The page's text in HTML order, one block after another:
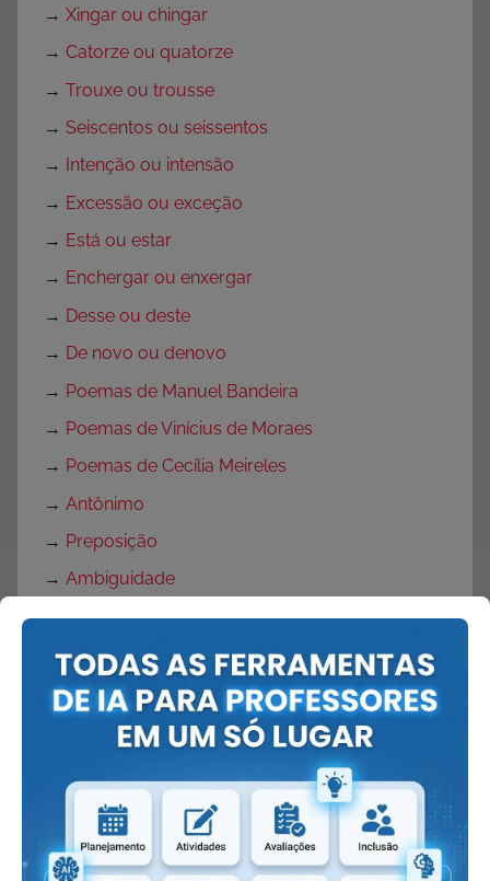
→ Xingar ou chingar
→ Catorze ou quatorze
→ Trouxe ou trousse
→ Seiscentos ou seissentos
→
Intenção ou intensão
→ Excessão ou exceção
→ Está ou estar
→ Enchergar ou enxergar
→ Desse ou deste
→ De novo ou denovo
→ Poemas de Manuel Bandeira
→ Poemas de Vinícius de Moraes
→ Poemas de Cecília Meireles
→ Antônimo
→ Preposição
→ Ambiguidade
→Metáfora
→Ironia
→Aliteração
Anáfora
Paradoxo
→Catacrese